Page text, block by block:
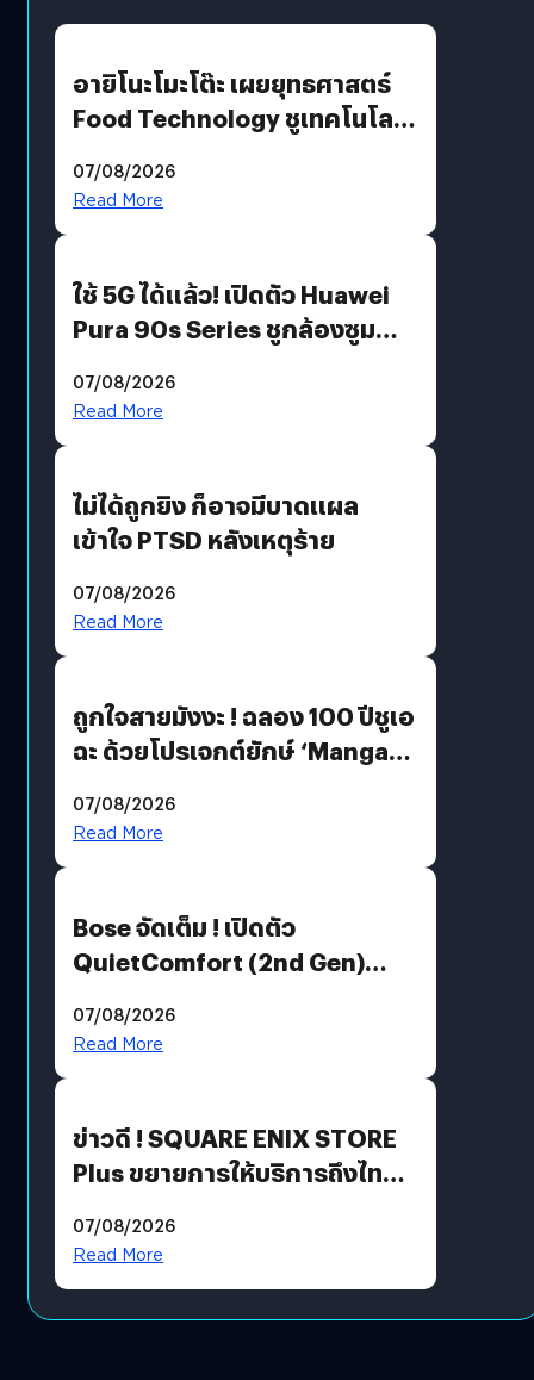
อายิโนะโมะโต๊ะ เผยยุทธศาสตร์
Food Technology ชูเทคโนโลยี
บริโภคและ B2B
07/08/2026
Read More
ใช้ 5G ได้แล้ว! เปิดตัว Huawei
Pura 90s Series ชูกล้องซูม
07/08/2026
Read More
ไม่ได้ถูกยิง ก็อาจมีบาดแผล
เข้าใจ PTSD หลังเหตุร้าย
07/08/2026
Read More
ถูกใจสายมังงะ ! ฉลอง 100 ปีชูเอ
ฉะ ด้วยโปรเจกต์ยักษ์ ‘Manga
มีภาษาไทยด้วย
07/08/2026
Read More
Bose จัดเต็ม ! เปิดตัว
QuietComfort (2nd Gen)
07/08/2026
Read More
ข่าวดี ! SQUARE ENIX STORE
Plus ขยายการให้บริการถึงไทย
โดยตรง
07/08/2026
Read More